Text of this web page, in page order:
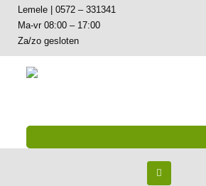
Lemele | 0572 – 331341
Ma-vr 08:00 – 17:00
Za/zo gesloten